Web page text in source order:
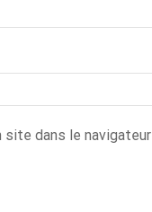
site dans le navigateur